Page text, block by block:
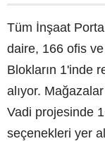
Tüm İnşaat
daire, 166 ofis
Blokların 1'inde
alıyor.
Vadi projesinde
seçenekleri yer